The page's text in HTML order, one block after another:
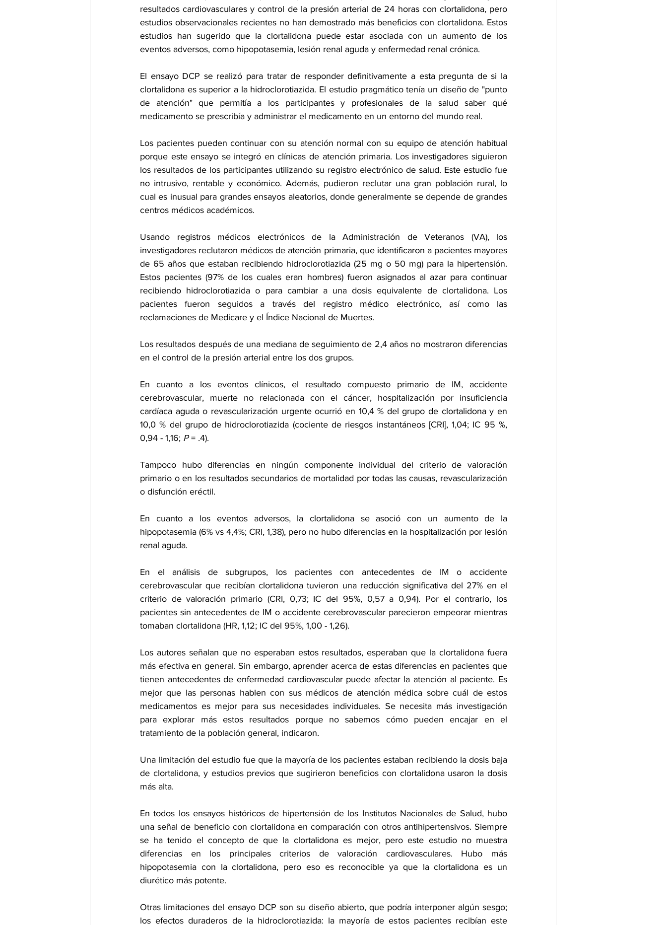
resultados cardiovasculares y control de la presión arterial de 24 horas con clortalidona, pero
estudios observacionales recientes no han demostrado más beneficios con clortalidona. Estos
estudios han sugerido que la clortalidona puede estar asociada con un aumento de los
eventos adversos, como hipopotasemia, lesión renal aguda y enfermedad renal crónica.
El ensayo DCP se realizó para tratar de responder definitivamente a esta pregunta de si la
clortalidona es superior a la hidroclorotiazida. El estudio pragmático tenía un diseño de "punto
de atención" que permitía a los participantes y profesionales de la salud saber qué
medicamento se prescribía y administrar el medicamento en un entorno del mundo real.
Los pacientes pueden continuar con su atención normal con su equipo de atención habitual
porque este ensayo se integró en clínicas de atención primaria. Los investigadores siguieron
los resultados de los participantes utilizando su registro electrónico de salud. Este estudio fue
no intrusivo, rentable y económico. Además, pudieron reclutar una gran población rural, lo
cual es inusual para grandes ensayos aleatorios, donde generalmente se depende de grandes
centros médicos académicos.
Usando registros médicos electrónicos de la Administración de Veteranos (VA), los
investigadores reclutaron médicos de atención primaria, que identificaron a pacientes mayores
de 65 años que estaban recibiendo hidroclorotiazida (25 mg o 50 mg) para la hipertensión.
Estos pacientes (97% de los cuales eran hombres) fueron asignados al azar para continuar
recibiendo hidroclorotiazida o para cambiar a una dosis equivalente de clortalidona. Los
pacientes fueron seguidos a través del registro médico electrónico, así como las
reclamaciones de Medicare y el Índice Nacional de Muertes.
Los resultados después de una mediana de seguimiento de 2,4 años no mostraron diferencias
en el control de la presión arterial entre los dos grupos.
En cuanto a los eventos clínicos, el resultado compuesto primario de IM, accidente
cerebrovascular, muerte no relacionada con el cáncer, hospitalización por insuficiencia
cardíaca aguda o revascularización urgente ocurrió en 10,4 % del grupo de clortalidona y en
10,0 % del grupo de hidroclorotiazida (cociente de riesgos instantáneos [CRI], 1,04; IC 95 %,
0,94 - 1,16; P = .4).
Tampoco hubo diferencias en ningún componente individual del criterio de valoración
primario o en los resultados secundarios de mortalidad por todas las causas, revascularización
o disfunción eréctil.
En cuanto a los eventos adversos, la clortalidona se asoció con un aumento de la
hipopotasemia (6% vs 4,4%; CRI, 1,38), pero no hubo diferencias en la hospitalización por lesión
renal aguda.
En el análisis de subgrupos, los pacientes con antecedentes de IM o accidente
cerebrovascular que recibían clortalidona tuvieron una reducción significativa del 27% en el
criterio de valoración primario (CRI, 0,73; IC del 95%, 0,57 a 0,94). Por el contrario, los
pacientes sin antecedentes de IM o accidente cerebrovascular parecieron empeorar mientras
tomaban clortalidona (HR, 1,12; IC del 95%, 1,00 - 1,26).
Los autores señalan que no esperaban estos resultados, esperaban que la clortalidona fuera
más efectiva en general. Sin embargo, aprender acerca de estas diferencias en pacientes que
tienen antecedentes de enfermedad cardiovascular puede afectar la atención al paciente. Es
mejor que las personas hablen con sus médicos de atención médica sobre cuál de estos
medicamentos es mejor para sus necesidades individuales. Se necesita más investigación
para explorar más estos resultados porque no sabemos cómo pueden encajar en el
tratamiento de la población general, indicaron.
Una limitación del estudio fue que la mayoría de los pacientes estaban recibiendo la dosis baja
de clortalidona, y estudios previos que sugirieron beneficios con clortalidona usaron la dosis
más alta.
En todos los ensayos históricos de hipertensión de los Institutos Nacionales de Salud, hubo
una señal de beneficio con clortalidona en comparación con otros antihipertensivos. Siempre
se ha tenido el concepto de que la clortalidona es mejor, pero este estudio no muestra
diferencias en los principales criterios de valoración cardiovasculares. Hubo más
hipopotasemia con la clortalidona, pero eso es reconocible ya que la clortalidona es un
diurético más potente.
Otras limitaciones del ensayo DCP son su diseño abierto, que podría interponer algún sesgo;
los efectos duraderos de la hidroclorotiazida: la mayoría de estos pacientes recibían este